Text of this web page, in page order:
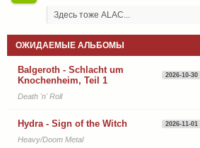
Здесь тоже ALAC...
ОЖИДАЕМЫЕ АЛЬБОМЫ
Balgeroth - Schlacht um
Knochenheim, Teil 1
2026-10-30
Death 'n' Roll
Hydra - Sign of the Witch 2026-11-01
Heavy/Doom Metal